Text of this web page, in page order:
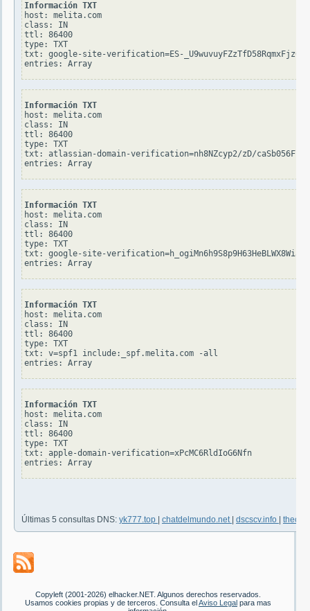
Información TXT
host: melita.com
class: IN
ttl: 86400
type: TXT
txt: google-site-verification=ES-
Información TXT
host: melita.com
class: IN
ttl: 86400
type: TXT
txt: atlassian-domain-verification=nh8NZcyp2/zD/
Información TXT
host: melita.com
class: IN
ttl: 86400
type: TXT
txt: google-site-
Información TXT
host: melita.com
class: IN
ttl: 86400
type: TXT
txt: v=spf1 include:_spf.melita.com -all
Información TXT
host: melita.com
class: IN
ttl: 86400
type: TXT
txt: apple-domain-verification=xPcMC6RldIoG6Nfn
Últimas 5 consultas DNS: yk777.top chatdelmundo.net dscscv.info
Copyleft (2001-2026) elhacker.NET. Algunos derechos reservados.
Usamos cookies propias y de terceros. Consulta el Aviso Legal para mas